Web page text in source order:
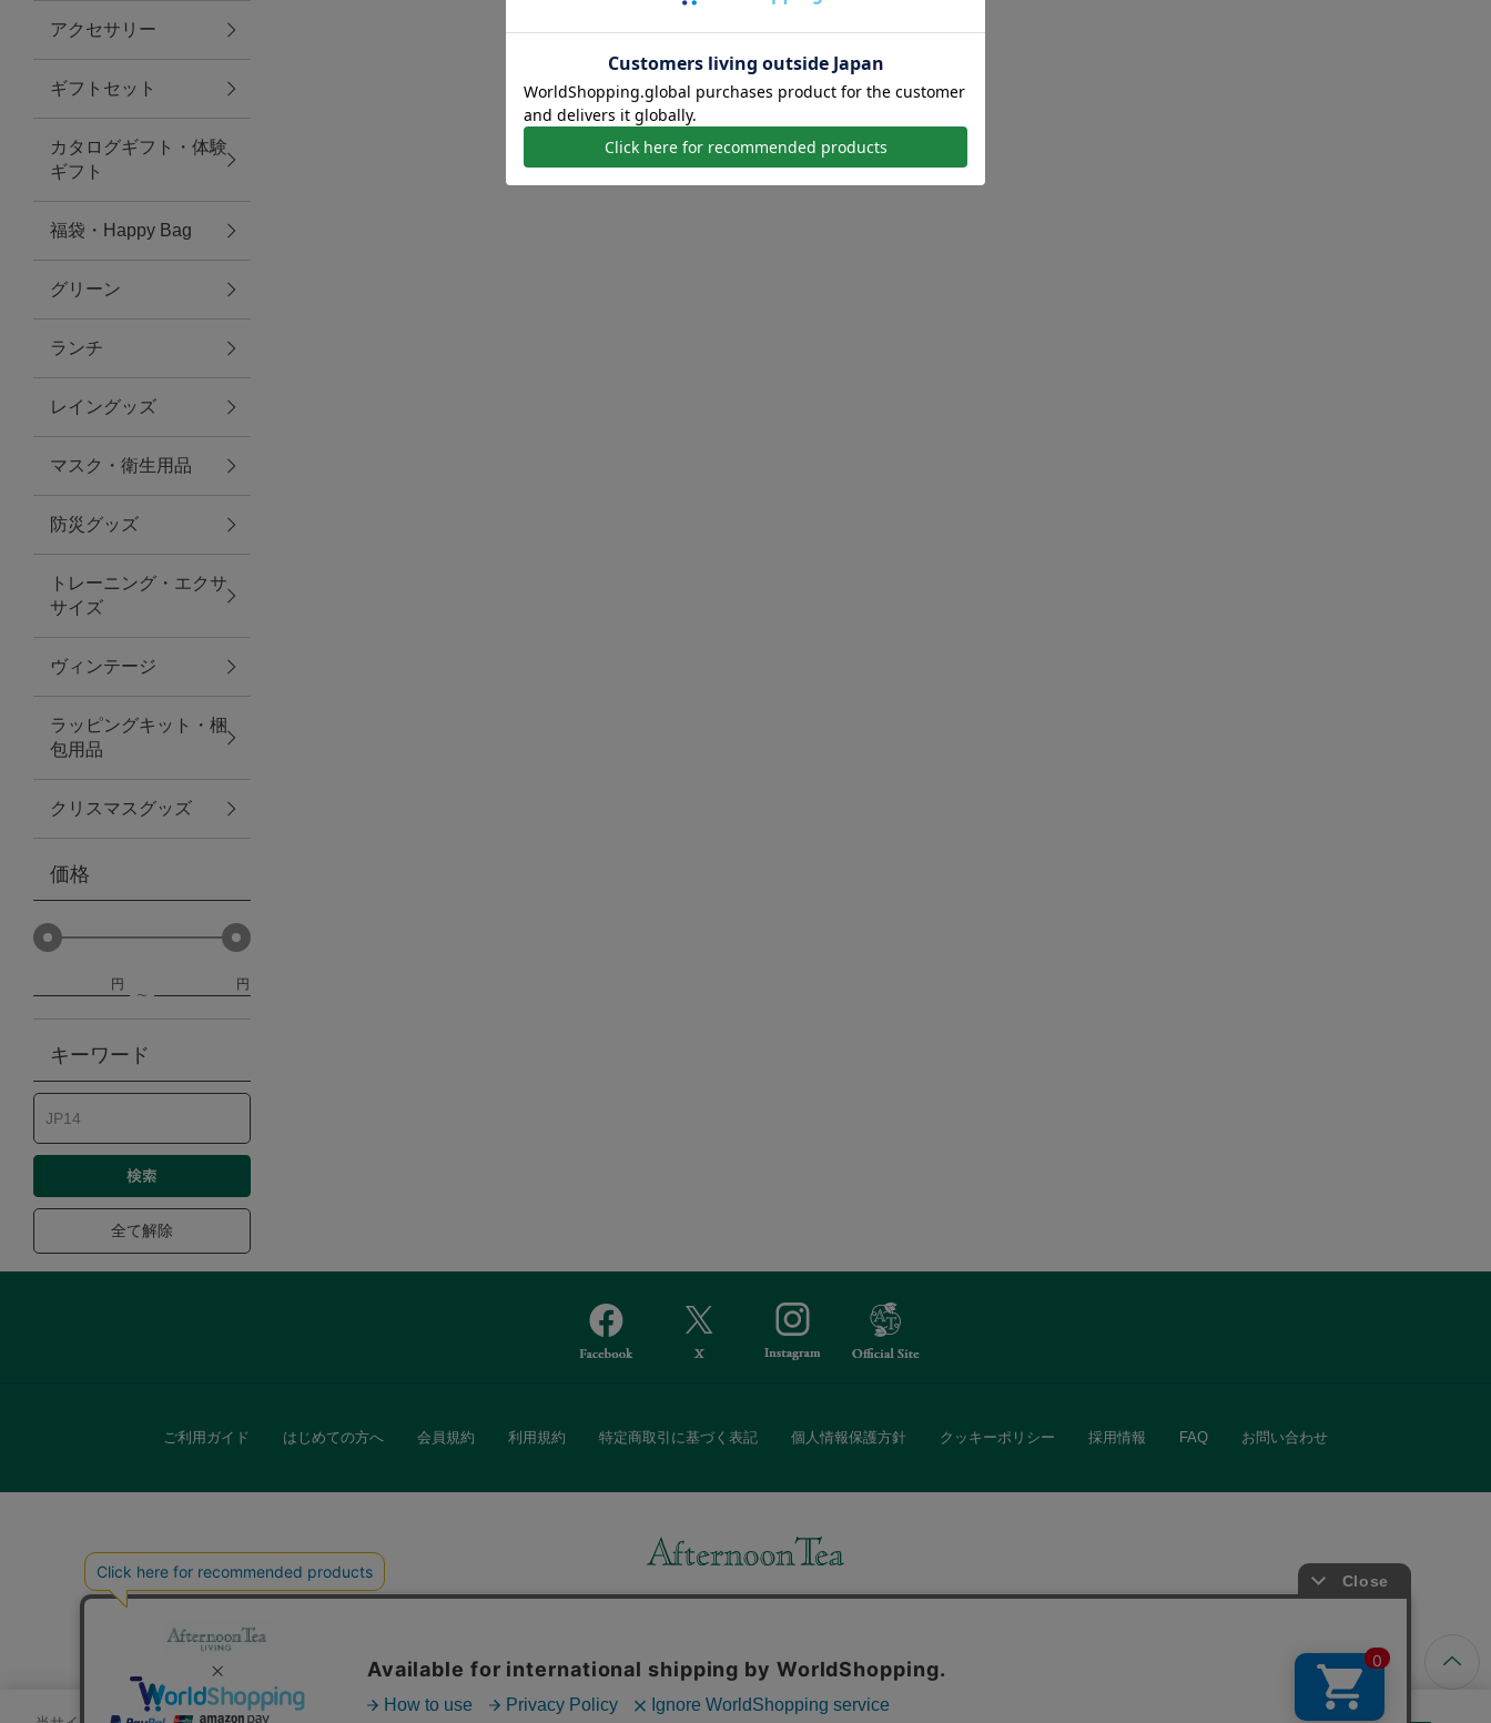
タオル
ウエア＆バッグ
ウエア
レイングッズ
アクセサリー
ファッション雑貨
ファッショングッズ
スマホケース・アクセサリー
ポーチ
ステーショナリー
その他
紅茶・フード
防災グッズ・非常食
トレーニング
ヴィンテージ
アクセサリー
ギフトセット
カタログギフト・体験
ギフト
福袋・Happy Bag
グリーン
ランチ
レイングッズ
マスク・衛生用品
防災グッズ
トレーニング・エクサ
サイズ
ヴィンテージ
ラッピングキット・梱
包用品
クリスマスグッズ
価格
円 円
キーワード
全て解除
ご利用ガイド はじめての方へ 会員規約 利用規約 特定商取引に基づく表記 個人情報保護方針 クッキーポリシー 採用情報 FAQ お問い合わせ
また、ギフトセットなどギフトにぴったりの豊富な商品がラインナップ。
「ソーシャルギフト」サービスもご提供しています。